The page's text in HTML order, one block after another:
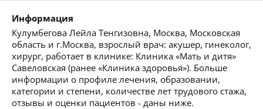
Информация
Кулумбегова Лейла Тенгизовна, Москва, Московская
область и г.Москва, взрослый врач: акушер, гинеколог,
хирург, работает в клинике: Клиника «Мать и дитя»
Савеловская (ранее «Клиника здоровья»). Больше
информации о профиле лечения, образовании,
категории и степени, количестве лет трудового стажа,
отзывы и оценки пациентов - даны ниже.